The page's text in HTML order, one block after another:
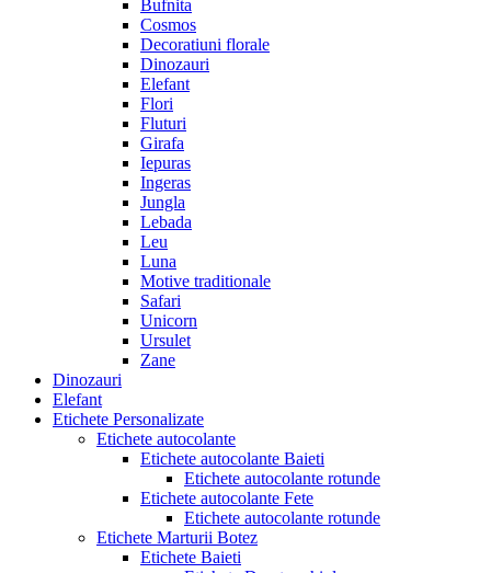
Bufnita
Cosmos
Decoratiuni florale
Dinozauri
Elefant
Flori
Fluturi
Girafa
Iepuras
Ingeras
Jungla
Lebada
Leu
Luna
Motive traditionale
Safari
Unicorn
Ursulet
Zane
Dinozauri
Elefant
Etichete Personalizate
Etichete autocolante
Etichete autocolante Baieti
Etichete autocolante rotunde
Etichete autocolante Fete
Etichete autocolante rotunde
Etichete Marturii Botez
Etichete Baieti